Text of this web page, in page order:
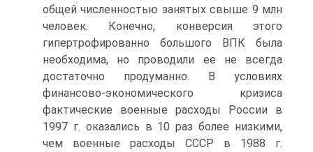
общей численностью занятых свыше 9 млн
человек. Конечно, конверсия этого
гипертрофированно большого ВПК была
необходима, но проводили ее не всегда
достаточно продуманно. В условиях
финансово-экономического кризиса
фактические военные расходы России в
1997 г. оказались в 10 раз более низкими,
чем военные расходы СССР в 1988 г.